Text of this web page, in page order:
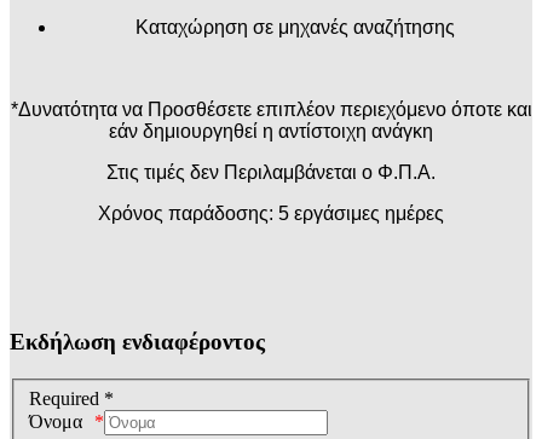
Καταχώρηση σε μηχανές αναζήτησης
*Δυνατότητα να Προσθέσετε επιπλέον περιεχόμενο όποτε και
εάν δημιουργηθεί η αντίστοιχη ανάγκη
Στις τιμές δεν Περιλαμβάνεται ο Φ.Π.Α.
Χρόνος παράδοσης: 5 εργάσιμες ημέρες
Εκδήλωση ενδιαφέροντος
Required *
Όνομα